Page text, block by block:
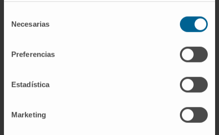
Necesarias
Preferencias
Estadística
Marketing
Professora de Pós-Graduação desde 2019:
Genética Clínica e Medicina Personalizada.
Diagnóstico Pré-natal, etc.
Unidades curriculares: Farmacocinética de